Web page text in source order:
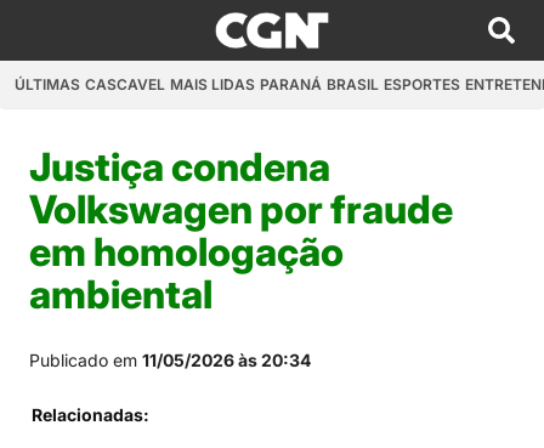
ÚLTIMAS CASCAVEL MAIS LIDAS PARANÁ BRASIL ESPORTES
Justiça condena
Volkswagen por fraude
em homologação
ambiental
Publicado em 11/05/2026 às 20:34
Relacionadas: